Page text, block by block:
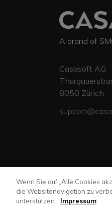
A brand of
Casasoft AG
8050 Zürich
casasoft.ch
Wenn Sie auf „Alle Cookies
die Websitenavigation zu
unterstützen.
Impressum